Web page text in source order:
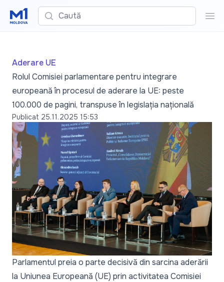
Caută
Aderare UE
Rolul Comisiei parlamentare pentru integrare
europeană în procesul de aderare la UE: peste
100.000 de pagini, transpuse în legislația națională
Publicat 25.11.2025 15:53
Parlamentul preia o parte decisivă din sarcina aderării
la Uniunea Europeană (UE) prin activitatea Comisiei